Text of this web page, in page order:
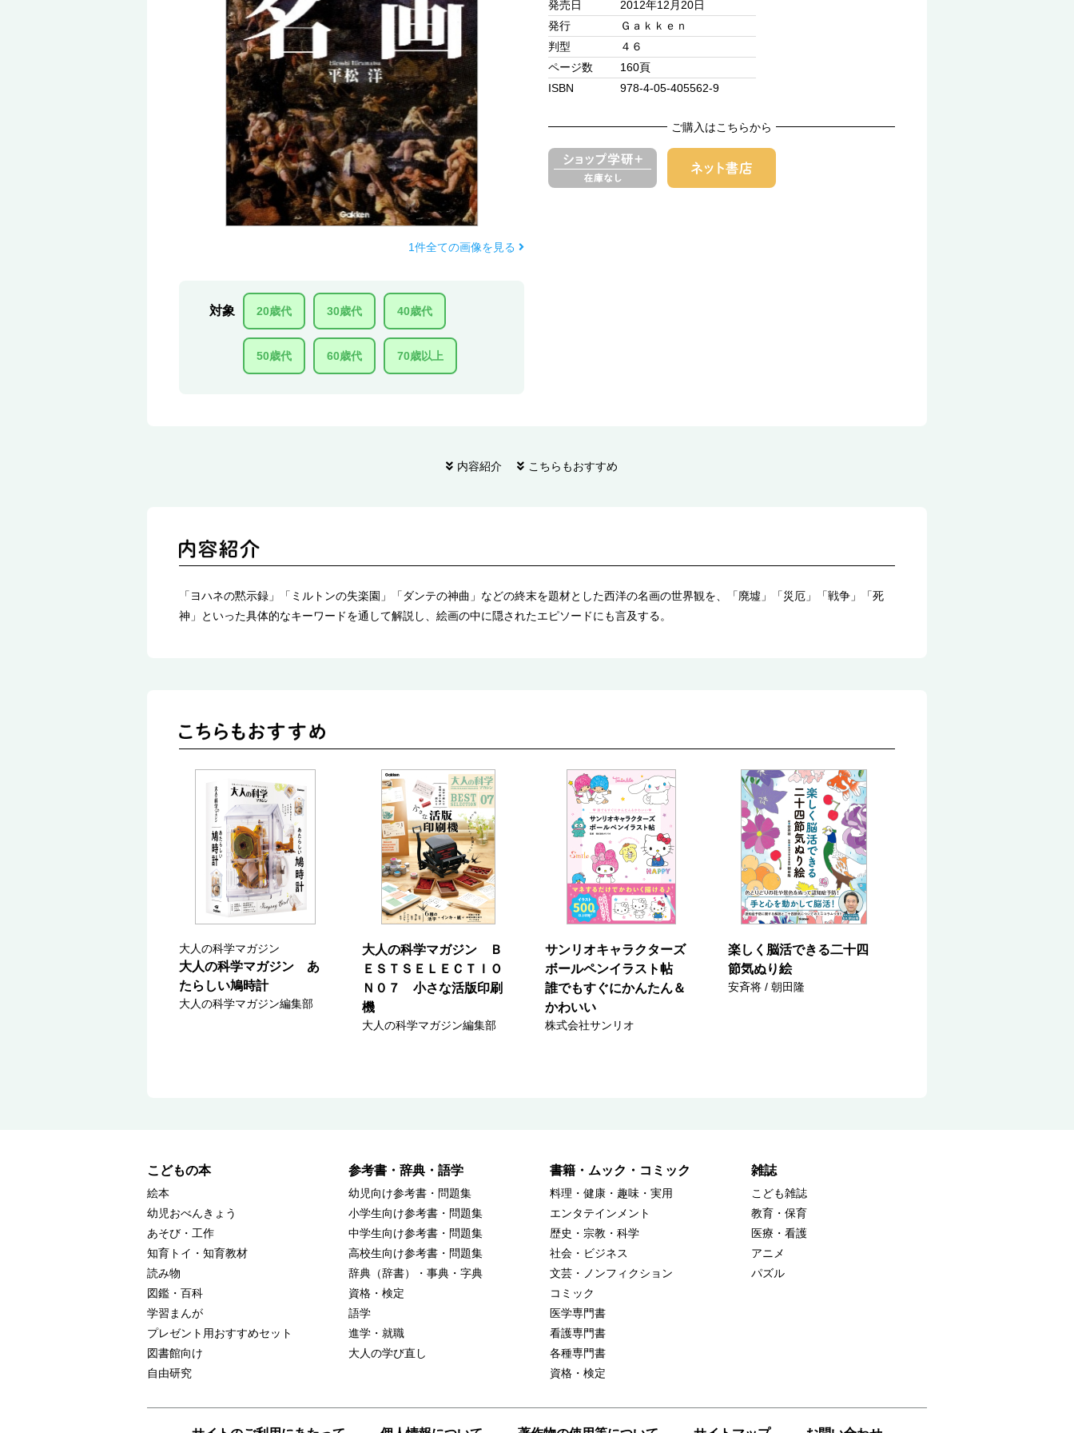
1件全ての画像を見る
対象 20歳代 30歳代 40歳代
50歳代 60歳代 70歳以上
発売日
2012年12月20日
発行
Ｇａｋｋｅｎ
判型
４６
ページ数
160頁
ISBN
978-4-05-405562-9
ご購入はこちらから
内容紹介 こちらもおすすめ
「ヨハネの黙示録」「ミルトンの失楽園」「ダンテの神曲」などの終末を題材とした西洋の名画の世界観を、「廃墟」「災厄」「戦争」「死
神」といった具体的なキーワードを通して解説し、絵画の中に隠されたエピソードにも言及する。
大人の科学マガジン
大人の科学マガジン あ
たらしい鳩時計
大人の科学マガジン編集部
大人の科学マガジン Ｂ
ＥＳＴＳＥＬＥＣＴＩＯ
Ｎ０７ 小さな活版印刷
機
大人の科学マガジン編集部
サンリオキャラクターズ
ボールペンイラスト帖
誰でもすぐにかんたん＆
かわいい
株式会社サンリオ
楽しく脳活できる二十四
節気ぬり絵
安斉将 / 朝田隆
こどもの本
絵本
幼児おべんきょう
あそび・工作
知育トイ・知育教材
読み物
図鑑・百科
学習まんが
プレゼント用おすすめセット
図書館向け
自由研究
参考書・辞典・語学
幼児向け参考書・問題集
小学生向け参考書・問題集
中学生向け参考書・問題集
高校生向け参考書・問題集
辞典（辞書）・事典・字典
資格・検定
語学
進学・就職
大人の学び直し
書籍・ムック・コミック
料理・健康・趣味・実用
エンタテインメント
歴史・宗教・科学
社会・ビジネス
文芸・ノンフィクション
コミック
医学専門書
看護専門書
各種専門書
資格・検定
雑誌
こども雑誌
教育・保育
医療・看護
アニメ
パズル